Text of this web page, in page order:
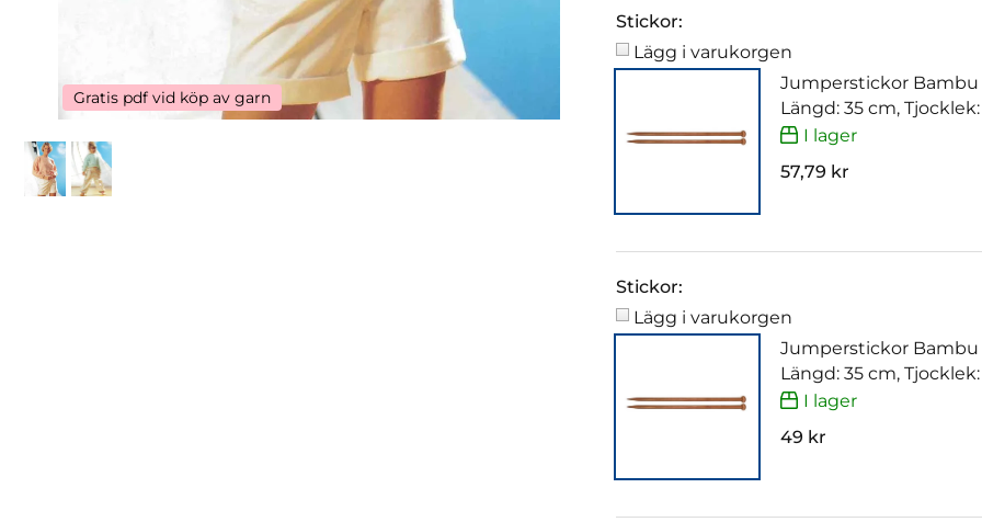
Gratis pdf vid köp av garn
Gratis pdf vid köp av garn
Stickor:
Lägg i varukorgen
Jumperstickor Bambu
Längd: 35 cm,
I lager
57,79 kr
Stickor:
Lägg i varukorgen
Jumperstickor Bambu
Längd: 35 cm,
I lager
49 kr